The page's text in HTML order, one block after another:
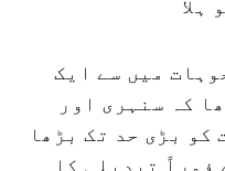
ہلا
میں سے ایک
کہ سنہری اور
کو بڑی حد تک بڑھا
فوراً تبدیلی کا